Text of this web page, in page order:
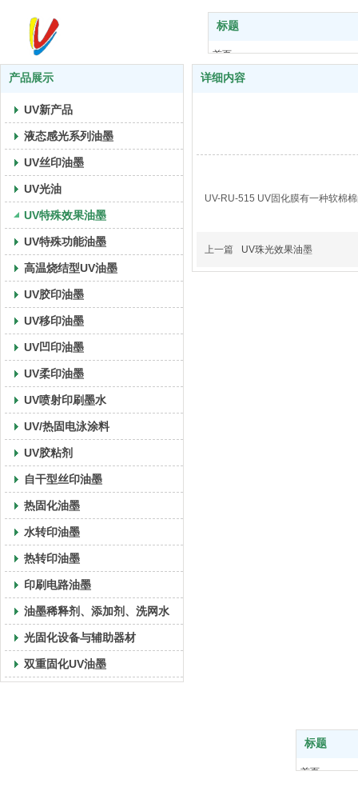
标题
首页
关于我们
产品展示
UV新产品
液态感光系列油墨
UV丝印油墨
UV光油
UV特殊效果油墨
UV特殊功能油墨
高温烧结型UV油墨
UV胶印油墨
UV移印油墨
UV凹印油墨
UV柔印油墨
UV喷射印刷墨水
UV/热固电泳涂料
UV胶粘剂
自干型丝印油墨
热固化油墨
水转印油墨
热转印油墨
印刷电路油墨
油墨稀释剂、添加剂、洗网水
光固化设备与辅助器材
双重固化UV油墨
详细内容
UV-RU-515 UV固化膜有一种软棉
上一篇 UV珠光效果油墨
标题
首页